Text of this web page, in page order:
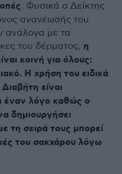
. Φυσικά ο Δείκτης
ανανέωσής του
ανάλογα με τα
του δέρματος, η
κοινή για όλους:
Η χρήση του ειδικά
είναι
έναν λόγο καθώς ο
δημιουργήσει
τη σειρά τους μπορεί
του σακχάρου λόγω